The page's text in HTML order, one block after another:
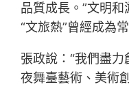
品質成長。”文明
“文旅熱”曾經成為
張政說：“我們盡
夜舞臺藝術、美術